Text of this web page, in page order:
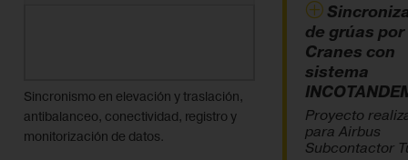
Sincronismo en elevación y traslación,
antibalanceo, conectividad, registro y
monitorización de datos.
de grúas por
Cranes con
sistema
Proyecto
para Airbus
Subcontactor